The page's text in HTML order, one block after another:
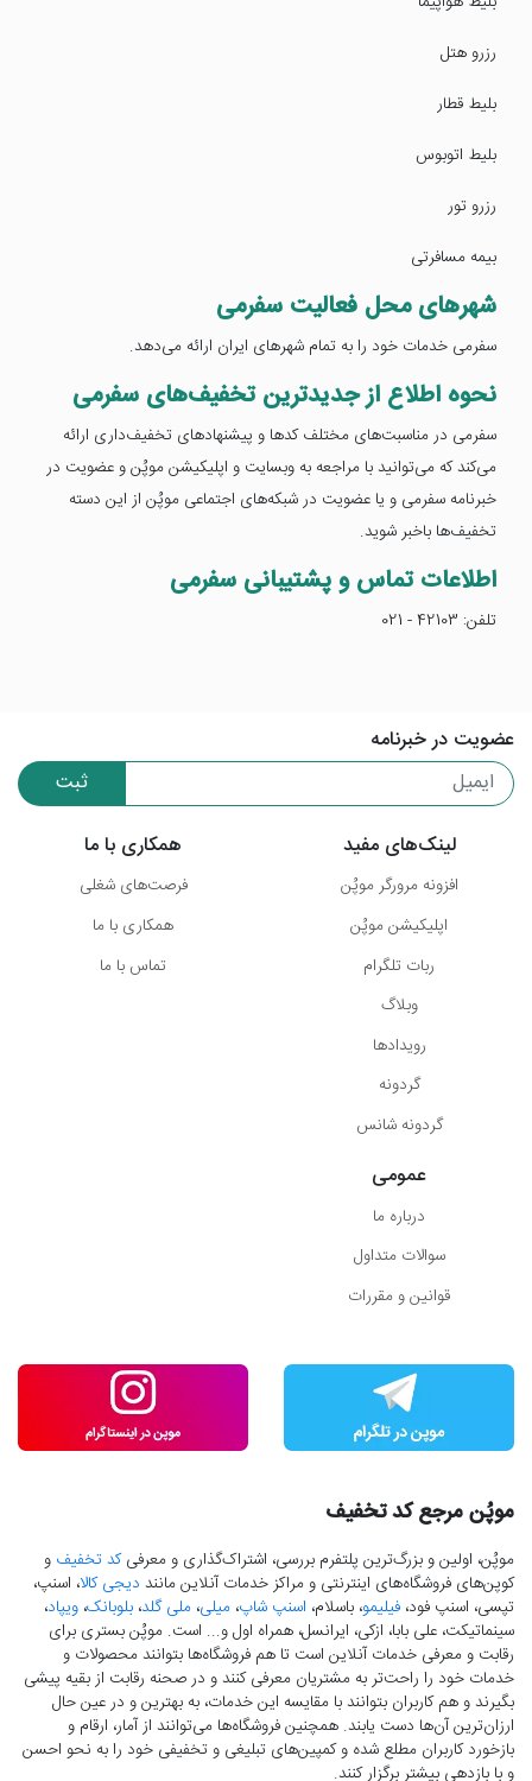
رزرو هتل
بلیط قطار
بلیط اتوبوس
رزرو تور
بیمه مسافرتی
شهرهای محل فعالیت سفرمی
سفرمی خدمات خود را به تمام شهرهای ایران ارائه می‌دهد.
نحوه اطلاع از جدیدترین تخفیف‌های سفرمی
سفرمی در مناسبت‌های مختلف کدها و پیشنهادهای تخفیف‌داری ارائه
می‌کند که می‌توانید با مراجعه به وبسایت و اپلیکیشن موپُن و عضویت در
خبرنامه سفرمی و یا عضویت در شبکه‌های اجتماعی موپُن از این دسته
تخفیف‌ها باخبر شوید.
اطلاعات تماس و پشتیبانی سفرمی
تلفن: 42103 - 021
عضویت در خبرنامه
ثبت
لینک‌های مفید
افزونه مرورگر موپُن
اپلیکیشن موپُن
ربات تلگرام
وبلاگ
رویدادها
گردونه
گردونه شانس
همکاری با ما
فرصت‌های شغلی
همکاری با ما
تماس با ما
عمومی
درباره ما
سوالات متداول
قوانین و مقررات
موپُن مرجع کد تخفیف
موپُن، اولین و بزرگ‌ترین پلتفرم بررسی، اشتراک‌گذاری و معرفیکد تخفیف و
کوپن‌های فروشگاه‌های اینترنتی و مراکز خدمات آنلاین مانند دیجی کالا، اسنپ،
تپسی، اسنپ فود، فیلیمو، باسلام، اسنپ شاپ، میلی، ملی گلد، بلوبانک، ویپاد،
سینماتیکت، علی بابا، ازکی، ایرانسل، همراه اول و... است. موپُن بستری برای
رقابت و معرفی خدمات آنلاین است تا هم فروشگاه‌ها بتوانند محصولات و
خدمات خود را راحت‌تر به مشتریان معرفی کنند و در صحنه رقابت از بقیه پیشی
بگیرند و هم کاربران بتوانند با مقایسه این خدمات، به بهترین و در عین حال
ارزان‌ترین آن‌ها دست‌ یابند. همچنین فروشگاه‌ها می‌توانند از آمار، ارقام و
بازخورد کاربران مطلع شده و کمپین‌های تبلیغی و تخفیفی خود را به نحو احسن
و با بازدهی بیشتر برگزار کنند.